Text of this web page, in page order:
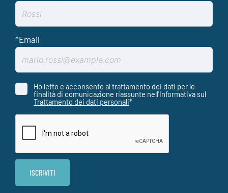
Ho letto e acconsento al trattamento dei dati per le
finalità di comunicazione riassunte nell'Informativa sul
Trattamento dei dati personali*